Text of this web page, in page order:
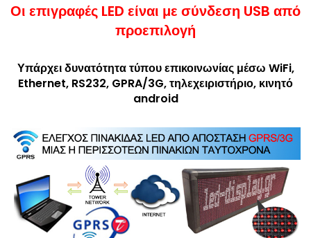
Οι επιγραφές LED είναι με σύνδεση USB από
προεπιλογή
Υπάρχει δυνατότητα τύπου επικοινωνίας μέσω WiFi,
Ethernet, RS232, GPRA/3G, τηλεχειριστήριο, κινητό
android